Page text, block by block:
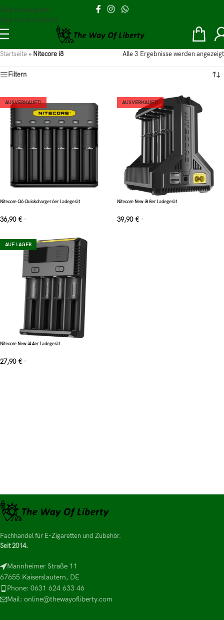
Skip to navigation
Skip to main content
Startseite » Nitecore i8 Alle 3 Ergebnisse werden angezeigt
Filtern
AUSVERKAUFT!
Nitecore Q6 Quickcharger 6er Ladegerät
36,90 € *
AUSVERKAUFT!
Nitecore New i8 8er Ladegerät
39,90 € *
AUF LAGER
Nitecore New i4 4er Ladegerät
27,90 € *
Fachhandel für E-Zigaretten und Zubehör.
Seit 2014.
Mannheimer Straße 11
67655 Kaiserslautern, DE
Phone: 0631 624 633 46
Mail: online@thewayofliberty.com